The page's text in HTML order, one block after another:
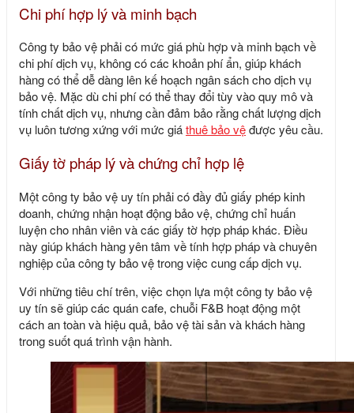
Chi phí hợp lý và minh bạch
Công ty bảo vệ phải có mức giá phù hợp và minh bạch về
chi phí dịch vụ, không có các khoản phí ẩn, giúp khách
hàng có thể dễ dàng lên kế hoạch ngân sách cho dịch vụ
bảo vệ. Mặc dù chi phí có thể thay đổi tùy vào quy mô và
tính chất dịch vụ, nhưng cần đảm bảo rằng chất lượng dịch
vụ luôn tương xứng với mức giáthuê bảo vệđược yêu cầu.
Giấy tờ pháp lý và chứng chỉ hợp lệ
Một công ty bảo vệ uy tín phải có đầy đủ giấy phép kinh
doanh, chứng nhận hoạt động bảo vệ, chứng chỉ huấn
luyện cho nhân viên và các giấy tờ hợp pháp khác. Điều
này giúp khách hàng yên tâm về tính hợp pháp và chuyên
nghiệp của công ty bảo vệ trong việc cung cấp dịch vụ.
Với những tiêu chí trên, việc chọn lựa một công ty bảo vệ
uy tín sẽ giúp các quán cafe, chuỗi F&B hoạt động một
cách an toàn và hiệu quả, bảo vệ tài sản và khách hàng
trong suốt quá trình vận hành.